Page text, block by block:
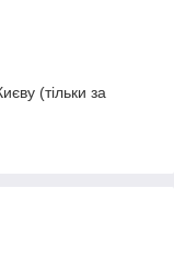
(тільки за